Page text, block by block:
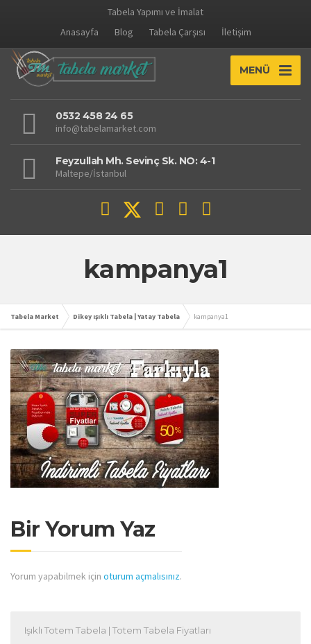
Tabela Yapımı ve İmalat
Anasayfa
Blog Tabela Çarşısı İletişim
MENÜ
0532 458 24 65
info@tabelamarket.com
Feyzullah Mh. Sevinç Sk. NO: 4-1
Maltepe/İstanbul
kampanya1
Tabela Market Dikey ışıklı Tabela | Yatay Tabela kampanya1
Bir Yorum Yaz
Yorum yapabilmek için oturum açmalısınız.
Işıklı Totem Tabela | Totem Tabela Fiyatları